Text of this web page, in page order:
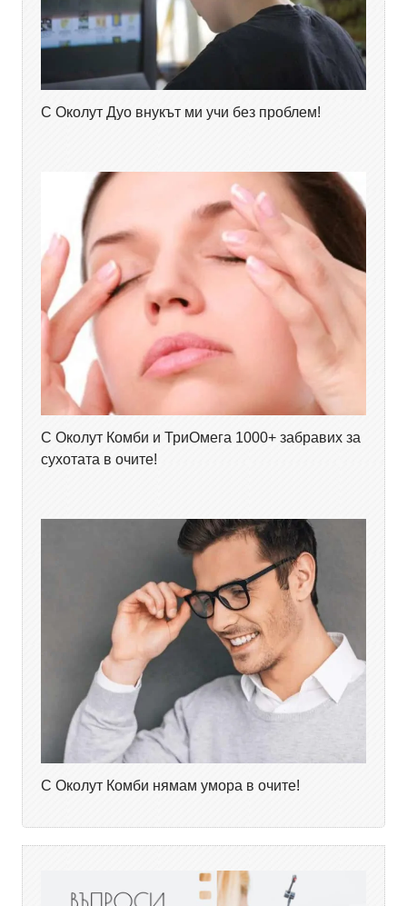
С Околут Дуо внукът ми учи без проблем!
С Околут Комби и ТриОмега 1000+ забравих за
сухотата в очите!
С Околут Комби нямам умора в очите!